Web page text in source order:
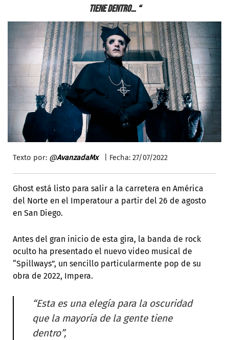
tiene dentro… “
Texto por: @AvanzadaMx| Fecha: 27/07/2022
Ghost está listo para salir a la carretera en América
del Norte en el Imperatour a partir del 26 de agosto
en San Diego.
Antes del gran inicio de esta gira, la banda de rock
oculto ha presentado el nuevo video musical de
“Spillways”, un sencillo particularmente pop de su
obra de 2022, Impera.
“Esta es una elegía para la oscuridad
que la mayoría de la gente tiene
dentro”,